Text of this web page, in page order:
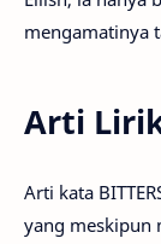
mengamatinya
Arti
Arti kata
yang meskipun